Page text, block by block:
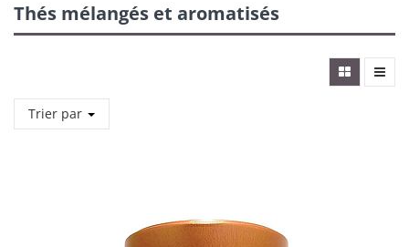
Thés mélangés et aromatisés
Trier par